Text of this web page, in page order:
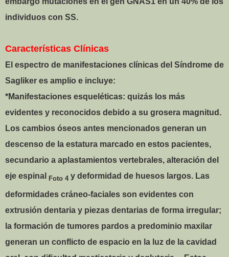
individuos con SS.
Características Clínicas
El espectro de manifestaciones clínicas del Síndrome de
Sagliker es amplio e incluye:
*Manifestaciones esqueléticas: quizás los más
evidentes y reconocidos debido a su grosera magnitud.
Los cambios óseos antes mencionados generan un
descenso de la estatura marcado en estos pacientes,
secundario a aplastamientos vertebrales, alteración del
eje espinal
Foto 4 y deformidad de huesos largos. Las
deformidades cráneo-faciales son evidentes con
extrusión dentaria y piezas dentarias de forma irregular;
la formación de tumores pardos a predominio maxilar
generan un conflicto de espacio en la luz de la cavidad